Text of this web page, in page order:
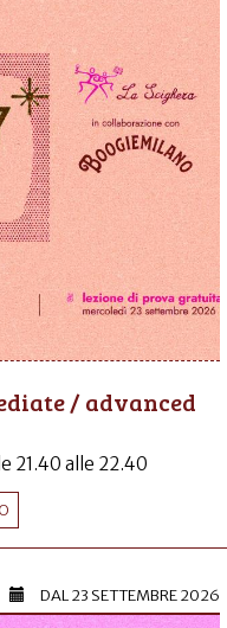
/ advanced
21.40 alle 22.40
DAL23 SETTEMBRE 2026